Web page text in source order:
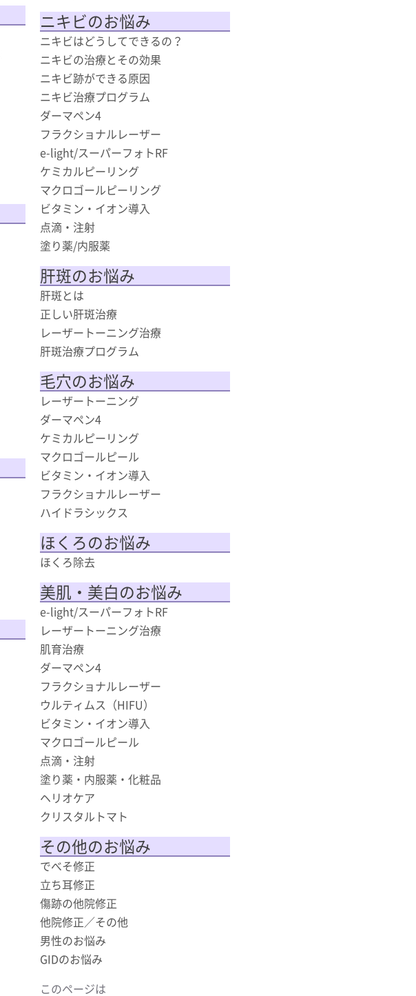
ニキビのお悩み
ニキビはどうしてできるの？
ニキビの治療とその効果
ニキビ跡ができる原因
ニキビ治療プログラム
ダーマペン4
フラクショナルレーザー
e-light/スーパーフォトRF
ケミカルピーリング
マクロゴールピーリング
ビタミン・イオン導入
点滴・注射
塗り薬/内服薬
肝斑のお悩み
肝斑とは
正しい肝斑治療
レーザートーニング治療
肝斑治療プログラム
毛穴のお悩み
レーザートーニング
ダーマペン4
ケミカルピーリング
マクロゴールピール
ビタミン・イオン導入
フラクショナルレーザー
ハイドラシックス
ほくろのお悩み
ほくろ除去
美肌・美白のお悩み
e-light/スーパーフォトRF
レーザートーニング治療
肌育治療
ダーマペン4
フラクショナルレーザー
ウルティムス（HIFU）
ビタミン・イオン導入
マクロゴールピール
点滴・注射
塗り薬・内服薬・化粧品
ヘリオケア
クリスタルトマト
その他のお悩み
でべそ修正
立ち耳修正
傷跡の他院修正
他院修正／その他
男性のお悩み
GIDのお悩み
このページは